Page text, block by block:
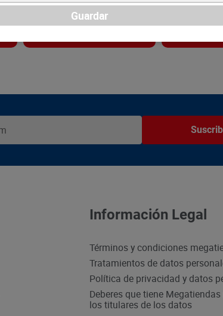
Información Legal
Términos y condiciones
Tratamientos de datos
Política de privacidad y datos
Deberes que tiene
los titulares de los datos
Guardar